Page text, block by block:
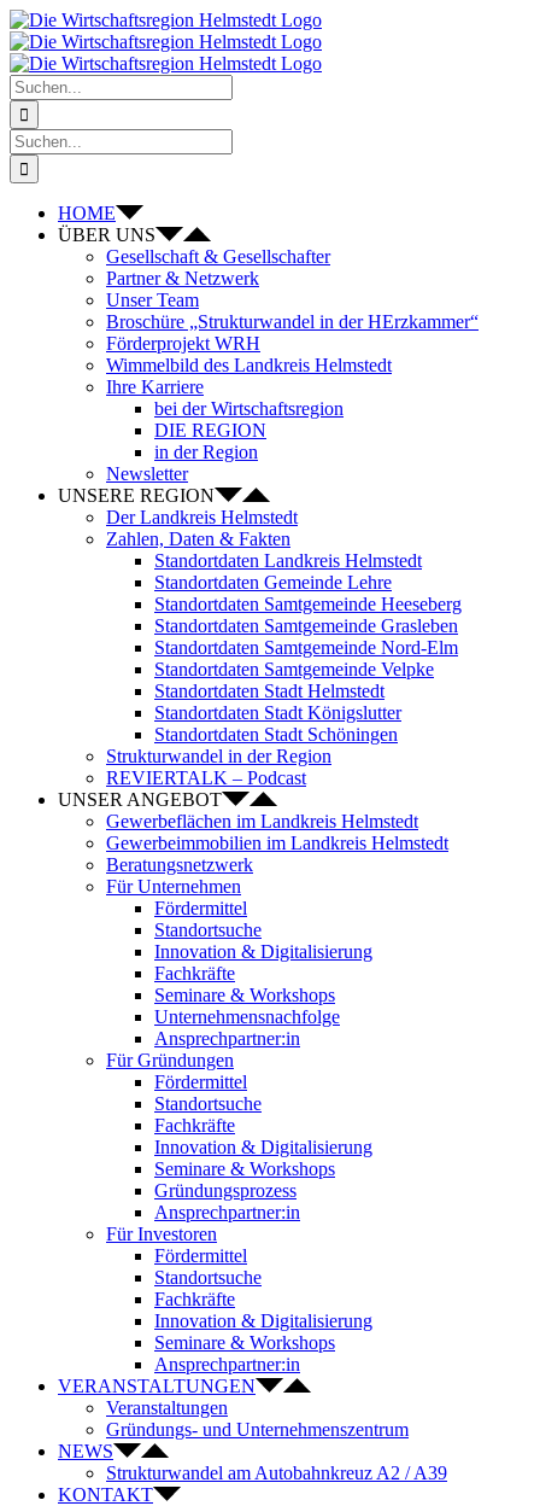
Zum
Inhalt
springen
Suche
nach:
Suche
nach:
HOME
ÜBER UNS
Gesellschaft & Gesellschafter
Partner & Netzwerk
Unser Team
Broschüre „Strukturwandel in der HErzkammer“
Förderprojekt WRH
Wimmelbild des Landkreis Helmstedt
Ihre Karriere
bei der Wirtschaftsregion
DIE REGION
in der Region
Newsletter
UNSERE REGION
Der Landkreis Helmstedt
Zahlen, Daten & Fakten
Standortdaten Landkreis Helmstedt
Standortdaten Gemeinde Lehre
Standortdaten Samtgemeinde Heeseberg
Standortdaten Samtgemeinde Grasleben
Standortdaten Samtgemeinde Nord-Elm
Standortdaten Samtgemeinde Velpke
Standortdaten Stadt Helmstedt
Standortdaten Stadt Königslutter
Standortdaten Stadt Schöningen
Strukturwandel in der Region
REVIERTALK – Podcast
UNSER ANGEBOT
Gewerbeflächen im Landkreis Helmstedt
Gewerbeimmobilien im Landkreis Helmstedt
Beratungsnetzwerk
Für Unternehmen
Fördermittel
Standortsuche
Innovation & Digitalisierung
Fachkräfte
Seminare & Workshops
Unternehmensnachfolge
Ansprechpartner:in
Für Gründungen
Fördermittel
Standortsuche
Fachkräfte
Innovation & Digitalisierung
Seminare & Workshops
Gründungsprozess
Ansprechpartner:in
Für Investoren
Fördermittel
Standortsuche
Fachkräfte
Innovation & Digitalisierung
Seminare & Workshops
Ansprechpartner:in
VERANSTALTUNGEN
Veranstaltungen
Gründungs- und Unternehmenszentrum
NEWS
Strukturwandel am Autobahnkreuz A2 / A39
KONTAKT